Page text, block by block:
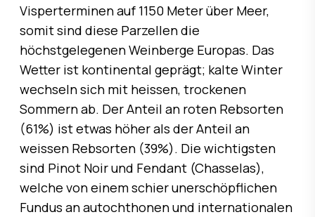
Visperterminen auf 1150 Meter über Meer,
somit sind diese Parzellen die
höchstgelegenen Weinberge Europas. Das
Wetter ist kontinental geprägt; kalte Winter
wechseln sich mit heissen, trockenen
Sommern ab. Der Anteil an roten Rebsorten
(61%) ist etwas höher als der Anteil an
weissen Rebsorten (39%). Die wichtigsten
sind Pinot Noir und Fendant (Chasselas),
welche von einem schier unerschöpflichen
Fundus an autochthonen und internationalen